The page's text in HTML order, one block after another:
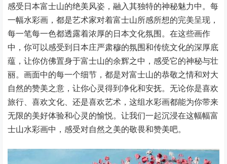
感受日本富士山的绝美风姿，融入其独特的神秘魅力中。每
一幅水彩画，都是艺术家对着富士山所感所想的完美呈现，
每一笔每一色都透露着浓厚的日本文化氛围。在这些画作
中，你可以感受到日本庄严肃穆的氛围和传统文化的深厚底
蕴，让你仿佛置身于富士山的余辉之中，感受它的神秘与壮
丽。画面中的每一个细节，都是对富士山的恭敬之情和对大
自然的赞美之意，让你心灵得到净化和安抚。无论你是喜欢
旅行、喜欢文化、还是喜欢艺术，这组水彩画都能为你带来
无限的美好体验和心灵的愉悦。让我们一起沉浸在这幅幅富
士山水彩画中，感受对自然之美的敬畏和赞美吧。